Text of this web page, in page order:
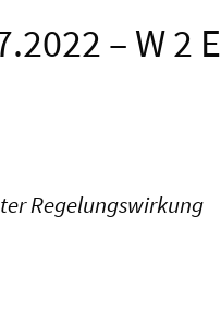
– W 2 E
Regelungswirkung